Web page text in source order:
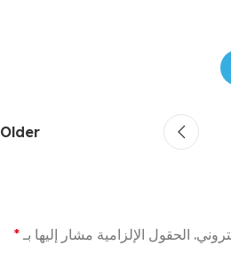
Older
الحقول الإلزامية مشار إليها بـ *